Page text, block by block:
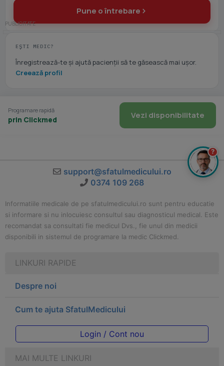
Pune o întrebare
EȘTI MEDIC?
Înregistrează-te și ajută pacienții să te găsească mai ușor.
Creează profil
Programare rapidă
prin Clickmed Vezi disponibilitate
support@sfatulmedicului.ro
0374 109 268
Informatiile medicale de pe sfatulmedicului.ro sunt pentru educatie
si informare si nu inlocuiesc consultul sau diagnosticul medical. Este
recomandat sa consultati fie medicul Dvs., fie unul din medicii
disponibili in sistemul de programare la medic Clickmed.
LINKURI RAPIDE
Despre noi
Cum te ajuta SfatulMedicului
Login / Cont nou
MAI MULTE LINKURI
?